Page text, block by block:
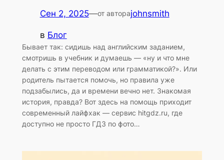
Сен 2, 2025—от автораjohnsmith
в Блог
Бывает так: сидишь над английским заданием,
смотришь в учебник и думаешь — «ну и что мне
делать с этим переводом или грамматикой?». Или
родитель пытается помочь, но правила уже
подзабылись, да и времени вечно нет. Знакомая
история, правда? Вот здесь на помощь приходит
современный лайфхак — сервис hitgdz.ru, где
доступно не просто ГДЗ по фото…